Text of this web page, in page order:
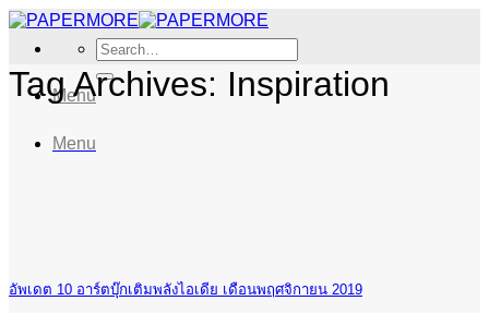
Skip
content
Search
for:
Menu
Menu
Tag Archives: Inspiration
อัพเดต 10 อาร์ตบุ๊กเติมพลังไอเดีย เดือนพฤศจิกายน 2019